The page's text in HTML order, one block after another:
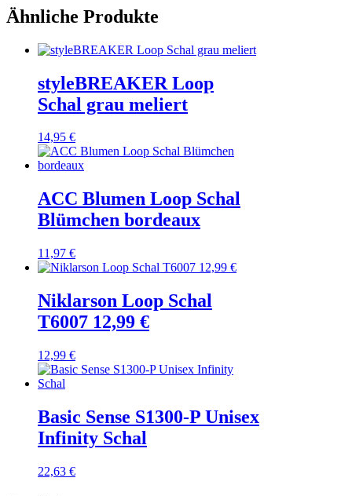
Ähnliche Produkte
styleBREAKER Loop
Schal grau meliert
14,95 €
ACC Blumen Loop Schal
Blümchen bordeaux
11,97 €
Niklarson Loop Schal
T6007 12,99 €
12,99 €
Basic Sense S1300-P Unisex
Infinity Schal
22,63 €